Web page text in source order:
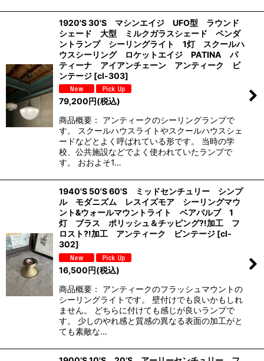
1920'S 30'S マシンエイジ UFO型 ラウンド
シェード 大型 ミルクガラスシェード ペンダ
ントランプ シーリングライト 1灯 スクールハ
ウスシーリング ロケットエイジ PATINA パ
ティーナ アイアンチェーン アンティーク ビ
ンテージ [cl-303]
79,200 円(税込)
商品概要： アンティークのシーリングランプで
す。 スクールハウスライトやスクールハウスシェ
ードなどとよく呼ばれている形です。 当時の学
校、公共施設などでよく使われていたランプで
す。 おおよそ1…
1940'S 50'S 60'S ミッドセンチュリー シンプ
ル モダニズム レスイズモア シーリングマウ
ント&ウォールマウントライト ベアバルブ 1
灯 ブラス ポリッシュ＆チッピング?!加工 フ
ロスト?!加工 アンティーク ビンテージ [cl-
302]
16,500円(税込)
商品概要： アンティークのフラッシュマウントの
シーリングライトです。 壁付けでも良いかもしれ
ません。 どちらに付けても感じが良いランプで
す。 少しのやれ感と質感の異なる表面の加工がと
ても素敵な…